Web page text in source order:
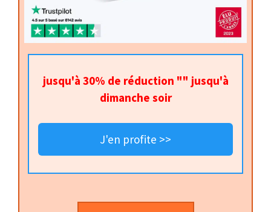
jusqu'à 30% de réduction "" jusqu'à
dimanche soir
J'en profite >>